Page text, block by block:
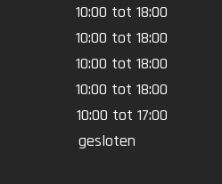
10:00 tot 18:00
10:00 tot 18:00
10:00 tot 18:00
10:00 tot 18:00
10:00 tot 17:00
gesloten